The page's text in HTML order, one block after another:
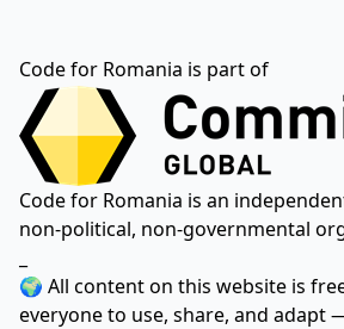
Code for Romania is part of
Code for Romania is an
non-political, non-governmental
🌍 All content on this website is
everyone to use, share, and adapt